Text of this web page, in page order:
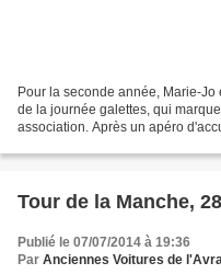
Pour la seconde année, Marie-
de la journée galettes, qui
association. Après un apéro
Tour de la Manche,
Publié le 07/07/2014 à 19:36
Par Anciennes Voitures de